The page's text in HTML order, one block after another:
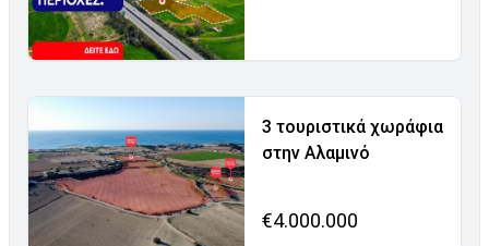
3 τουριστικά χωράφια
στην Αλαμινό
€4.000.000